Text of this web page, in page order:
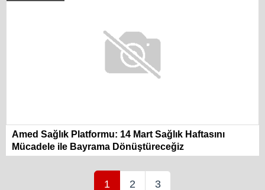
Amed Sağlık Platformu: 14 Mart Sağlık Haftasını
Mücadele ile Bayrama Dönüştüreceğiz
1 2 3